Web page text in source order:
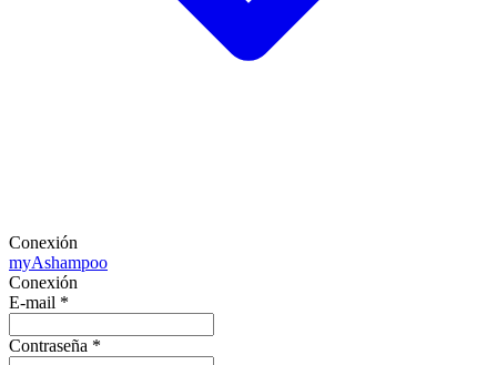
Conexión
myAshampoo
Conexión
E-mail *
Contraseña *